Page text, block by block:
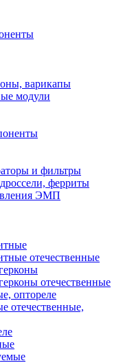
варикапы
модули
и фильтры
ферриты
ЭМП
отечественные
отечественные
оптореле
отечественные,